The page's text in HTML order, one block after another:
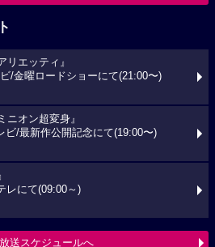
リエッティ』
/金曜ロードショーにて(21:00〜)
ニオン超変身』
ビ/最新作公開記念にて(19:00〜)
レにて(09:00～)
送スケジュールへ